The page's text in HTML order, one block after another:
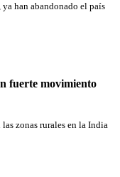
han abandonado el país
fuerte movimiento
zonas rurales en la India